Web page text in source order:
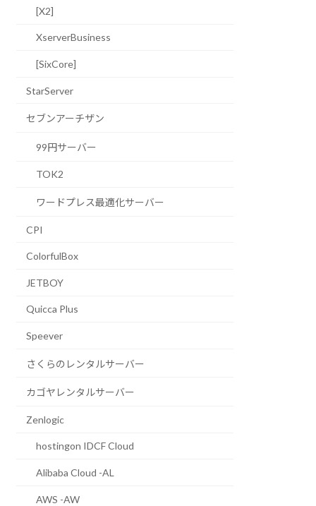
[X2]
XserverBusiness
[SixCore]
StarServer
セブンアーチザン
99円サーバー
TOK2
ワードプレス最適化サーバー
CPI
ColorfulBox
JETBOY
Quicca Plus
Speever
さくらのレンタルサーバー
カゴヤレンタルサーバー
Zenlogic
hostingon IDCF Cloud
Alibaba Cloud -AL
AWS -AW